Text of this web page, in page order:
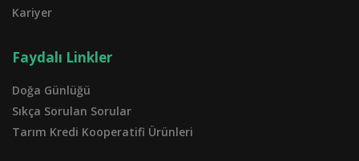
Kariyer
Faydalı Linkler
Doğa Günlüğü
Sıkça Sorulan Sorular
Tarım Kredi Kooperatifi Ürünleri